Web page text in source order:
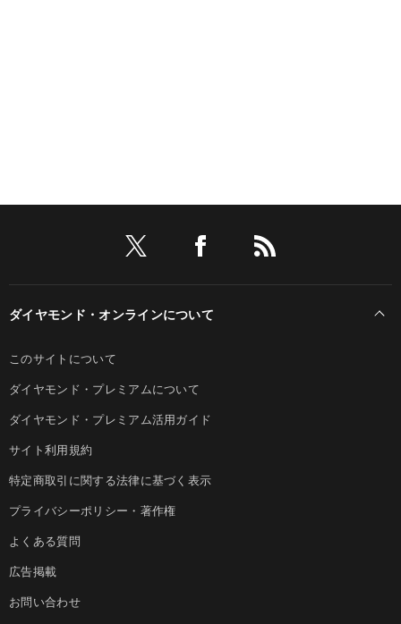
ダイヤモンド・オンラインについて
このサイトについて
ダイヤモンド・プレミアムについて
ダイヤモンド・プレミアム活用ガイド
サイト利用規約
特定商取引に関する法律に基づく表示
プライバシーポリシー・著作権
よくある質問
広告掲載
お問い合わせ